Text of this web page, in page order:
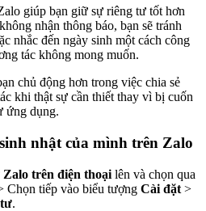
giúp bạn giữ sự riêng tư tốt hơn
nhận thông báo, bạn sẽ tránh
nhắc đến ngày sinh một cách công
tác không mong muốn.
chủ động hơn trong việc chia sẻ
khi thật sự cần thiết thay vì bị cuốn
ứng dụng.
nhật của mình trên Zalo
Zalo trên điện thoại lên và chọn qua
Chọn tiếp vào biểu tượng Cài đặt >
.